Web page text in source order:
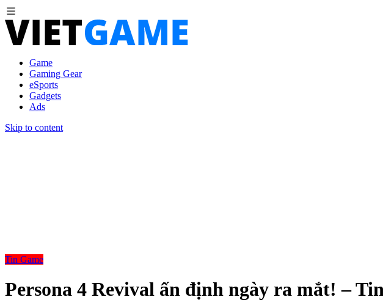
Game
Gaming Gear
eSports
Gadgets
Ads
Skip to content
Tin Game
Persona 4 Revival ấn định ngày ra mắt! –